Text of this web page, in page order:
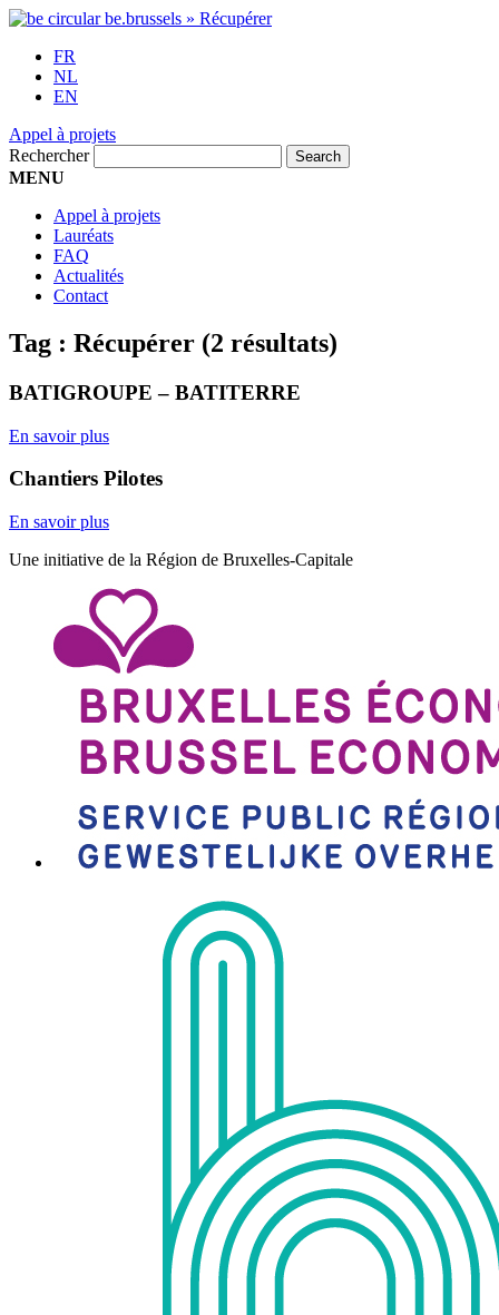
FR
NL
EN
Appel à projets
Rechercher
MENU
Appel à projets
Lauréats
FAQ
Actualités
Contact
Tag : Récupérer (2 résultats)
BATIGROUPE – BATITERRE
En savoir plus
Chantiers Pilotes
En savoir plus
Une initiative de la Région de Bruxelles-Capitale